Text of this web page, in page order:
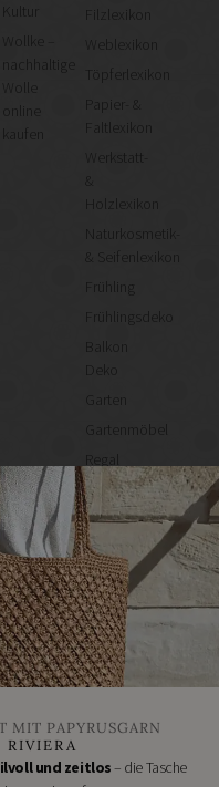
Kultur
Wollke –
nachhaltige
kaufen
Weblexikon
Töpferlexikon
Papier- &
Faltlexikon
Werkstatt-
&
Holzlexikon
Naturkosmetik-
& Seifenlexikon
Frühling
Frühlingsdeko
Balkon
Deko
Garten
Gartenmöbel
Regal
selber
machen
Heimwerken
Renovieren
DIY
GESCHÄFTE
Bastelbedarf
Stoffgeschäfte
Handgemachtes
Schneidereibedarf
MIT PAPYRUSGARN
RIVIERA
und zeitlos– die Tasche